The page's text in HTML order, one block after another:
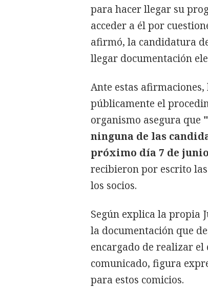
para hacer llegar su
acceder a él por
afirmó, la candidatura
llegar documentación
Ante estas
públicamente el
organismo asegura que
ninguna de las
próximo día 7 de
recibieron por escrito
los socios.
Según explica la propia
la documentación que
encargado de realizar el
comunicado, figura
para estos comicios.